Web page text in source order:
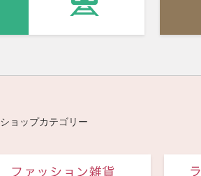
ショップカテゴリー